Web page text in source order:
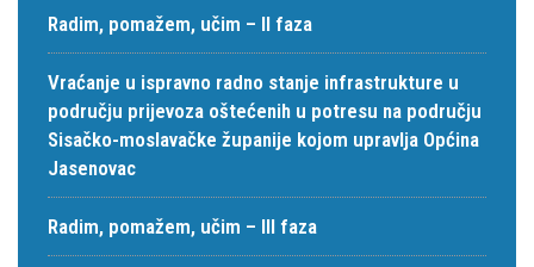
Radim, pomažem, učim – II faza
Vraćanje u ispravno radno stanje infrastrukture u
području prijevoza oštećenih u potresu na području
Sisačko-moslavačke županije kojom upravlja Općina
Jasenovac
Radim, pomažem, učim – III faza